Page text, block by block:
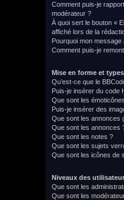
Comment puis-je
modérateur ?
À quoi sert le bouton «
affiché lors de la
Pourquoi mon message
Comment puis-je
Mise en forme et
Qu’est-ce que le
Puis-je insérer du code
Que sont les
Puis-je insérer des
Que sont les annonces
Que sont les annonces
Que sont les notes ?
Que sont les sujets
Que sont les icônes de
Niveaux des
Que sont les
Que sont les